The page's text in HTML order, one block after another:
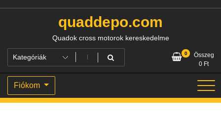
quaddepo.com
Quadok cross motorok kereskedelme
0
Összeg
0 Ft
Fiókom